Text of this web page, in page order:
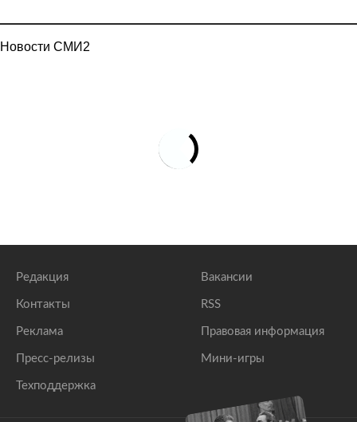
Новости СМИ2
Редакция
Контакты
Реклама
Пресс-релизы
Техподдержка
Вакансии
RSS
Правовая информация
Мини-игры